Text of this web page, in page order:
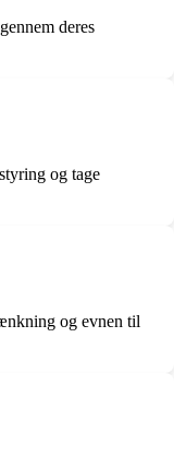
deres
og tage
og evnen til